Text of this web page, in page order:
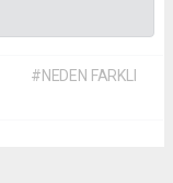
#NEDEN FARKLI